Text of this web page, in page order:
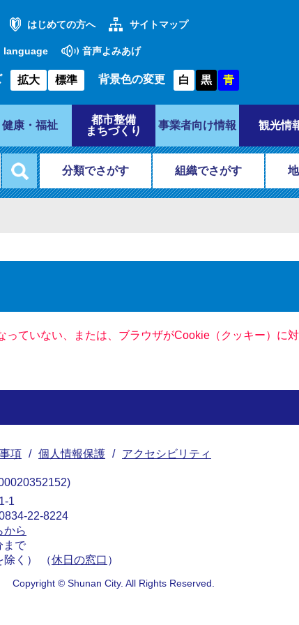
はじめての方へ サイトマップ
language 音声よみあげ
拡大 標準 背景色の変更 白 黒 青
健康・福祉
都市整備
まちづくり
事業者向け情報 観光情
分類でさがす 組織でさがす
ていない、または、ブラウザがCookie（クッキー）に
項 個人情報保護 アクセシビリティ
1
22-8224
から
まで
除く） （休日の窓口 ）
Copyright © Shunan City. All Rights Reserved.